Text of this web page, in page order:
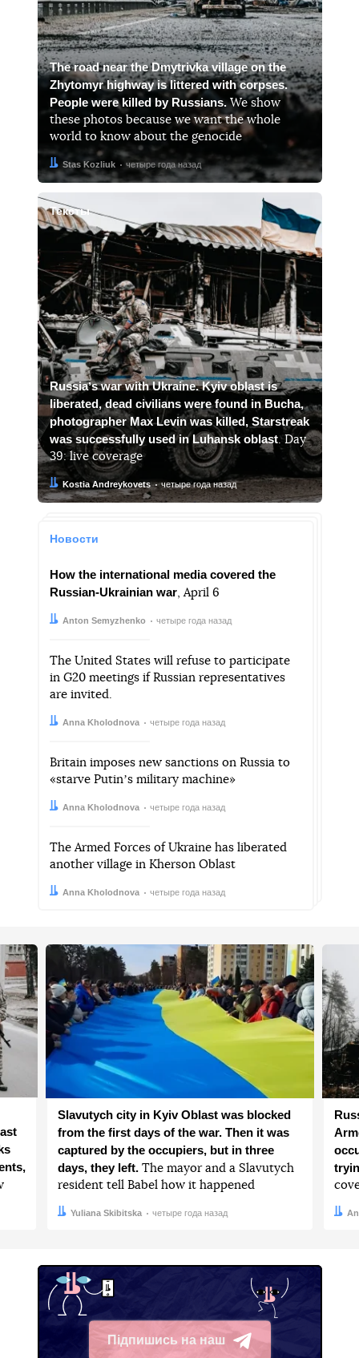
The road near the Dmytrivka village on the
Zhytomyr highway is littered with corpses.
People were killed by Russians.We show
these photos because we want the whole
world to know about the genocide
Автор:
Stas Kozliuk
Дата: четыре года назад
Тексты
Russiaʼs war with Ukraine. Kyiv oblast is
liberated, dead civilians were found in Bucha,
photographer Max Levin was killed, Starstreak
was successfully used in Luhansk oblast. Day
39: live coverage
Автор:
Kostia Andreykovets
Дата: четыре года назад
Новости
How the international media covered the
Russian-Ukrainian war, April 6
Автор:Anton Semyzhenko
Дата: четыре года назад
The United States will refuse to participate
in G20 meetings if Russian representatives
are invited.
Автор:Anna Kholodnova
Дата: четыре года назад
Britain imposes new sanctions on Russia to
«starve Putinʼs military machine»
Автор:Anna Kholodnova
Дата: четыре года назад
The Armed Forces of Ukraine has liberated
another village in Kherson Oblast
Автор:Anna Kholodnova
Дата: четыре года назад
Slavutych city in Kyiv Oblast was blocked
from the first days of the war. Then it was
captured by the occupiers, but in three
days, they left. The mayor and a Slavutych
resident tell Babel how it happened
Автор:
Yuliana Skibitska
Дата: четыре года назад Дата:
Підпишись на наш
Telegram